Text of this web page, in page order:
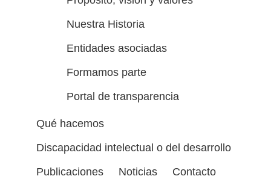
Nuestra Historia
Entidades asociadas
Formamos parte
Portal de transparencia
Qué hacemos
Discapacidad intelectual o del desarrollo
Publicaciones
Noticias
Contacto